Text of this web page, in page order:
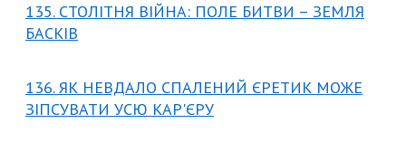
135. СТОЛІТНЯ ВІЙНА: ПОЛЕ БИТВИ – ЗЕМЛЯ
БАСКІВ
136. ЯК НЕВДАЛО СПАЛЕНИЙ ЄРЕТИК МОЖЕ
ЗІПСУВАТИ УСЮ КАР'ЄРУ